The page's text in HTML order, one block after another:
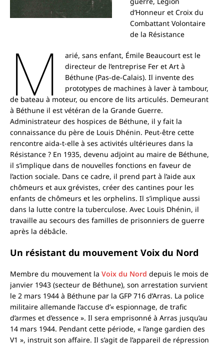
d’Honneur et Croix du
Combattant Volontaire
de la Résistance
M
arié, sans enfant, Émile Beaucourt est le
directeur de l’entreprise Fer et Art à
Béthune (Pas-de-Calais). Il invente des
prototypes de machines à laver à tambour,
de bateau à moteur, ou encore de lits articulés. Demeurant
à Béthune il est vétéran de la Grande Guerre.
Administrateur des hospices de Béthune, il y fait la
connaissance du père de Louis Dhénin. Peut-être cette
rencontre aida-t-elle à ses activités ultérieures dans la
Résistance ? En 1935, devenu adjoint au maire de Béthune,
il s’implique dans de nouvelles fonctions en faveur de
l’action sociale. Dans ce cadre, il prend part à l’aide aux
chômeurs et aux grévistes, créer des cantines pour les
enfants de chômeurs et les orphelins. Il s’implique aussi
dans la lutte contre la tuberculose. Avec Louis Dhénin, il
travaille au secours des familles de prisonniers de guerre
après la débâcle.
Un résistant du mouvement Voix du Nord
Membre du mouvement la Voix du Nord depuis le mois de
janvier 1943 (secteur de Béthune), son arrestation survient
le 2 mars 1944 à Béthune par la GFP 716 d’Arras. La police
militaire allemande l’accuse d’« espionnage, de trafic
d’armes et d’essence ». Il sera emprisonné à Arras jusqu’au
14 mars 1944. Pendant cette période, « l’ange gardien des
V1 », instruit son affaire. Il s’agit de l’appareil de répression